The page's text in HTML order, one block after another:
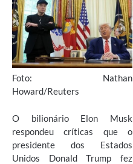
Foto: Nathan
Howard/Reuters
O bilionário Elon Musk
respondeu críticas que o
presidente dos Estados
Unidos Donald Trump fez